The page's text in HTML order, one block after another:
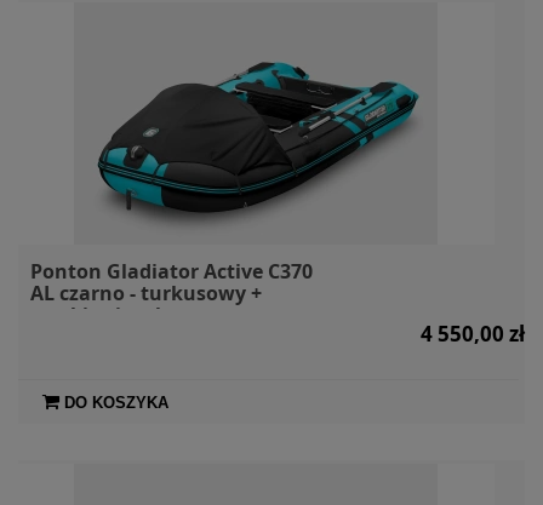
Ponton Gladiator Active C370
AL czarno - turkusowy +
markiza i torby
4 550,00 zł
DO KOSZYKA